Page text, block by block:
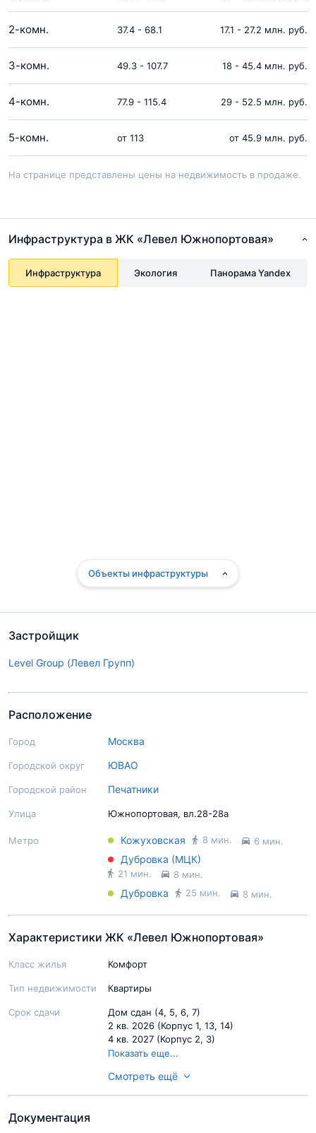
2-комн. 37.4 - 68.1 17.1 - 27.2 млн. руб.
3-комн. 49.3 - 107.7 18 - 45.4 млн. руб.
4-комн. 77.9 - 115.4 29 - 52.5 млн. руб.
5-комн. от 113 от 45.9 млн. руб.
На странице представлены цены на недвижимость в продаже.
Застройщик
Level Group (Левел Групп)
Расположение
Город Москва
Городской округ ЮВАО
Городской район Печатники
Улица Южнопортовая, вл.28-28а
Метро Кожуховская 8 мин. 6 мин.
Дубровка (МЦК)
21 мин. 8 мин.
Дубровка 25 мин. 8 мин.
Характеристики ЖК «Левел Южнопортовая»
Класс жилья Комфорт
Тип недвижимости Квартиры
Срок сдачи
Дом сдан (4, 5, 6, 7)
2 кв. 2026 (Корпус 1, 13, 14)
4 кв. 2027 (Корпус 2, 3)
2 кв. 2029 (Корпус 8, 9)
Показать еще...
Строительство завершено (4, 5, 6, 7)
Смотреть ещё
Документация
Инфраструктура в ЖК «Левел Южнопортовая»
Инфраструктура Экология Панорама Yandex
Объекты инфраструктуры